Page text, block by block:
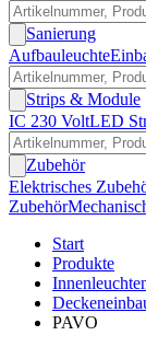
Sanierung
Aufbauleuchte
Strips & Module
IC 230 VoltLED
Zubehör
Elektrisches
Zubehör
Start
Produkte
PAVO